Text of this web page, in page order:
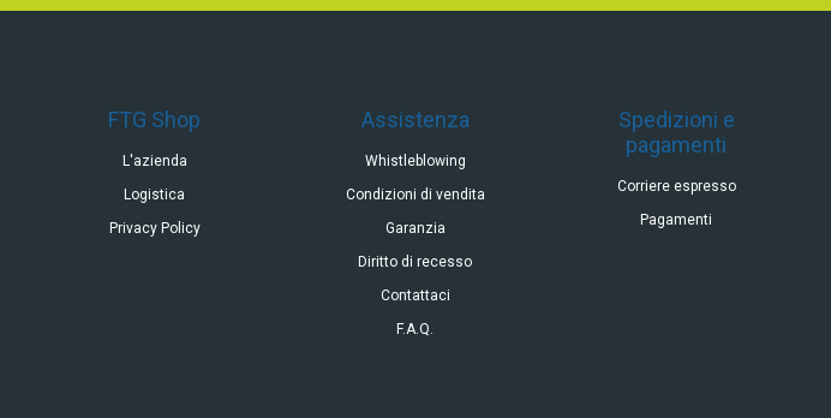
FTG Shop
L'azienda
Logistica
Privacy Policy
Assistenza
Whistleblowing
Condizioni di vendita
Garanzia
Diritto di recesso
Contattaci
F.A.Q.
Spedizioni e
pagamenti
Corriere espresso
Pagamenti